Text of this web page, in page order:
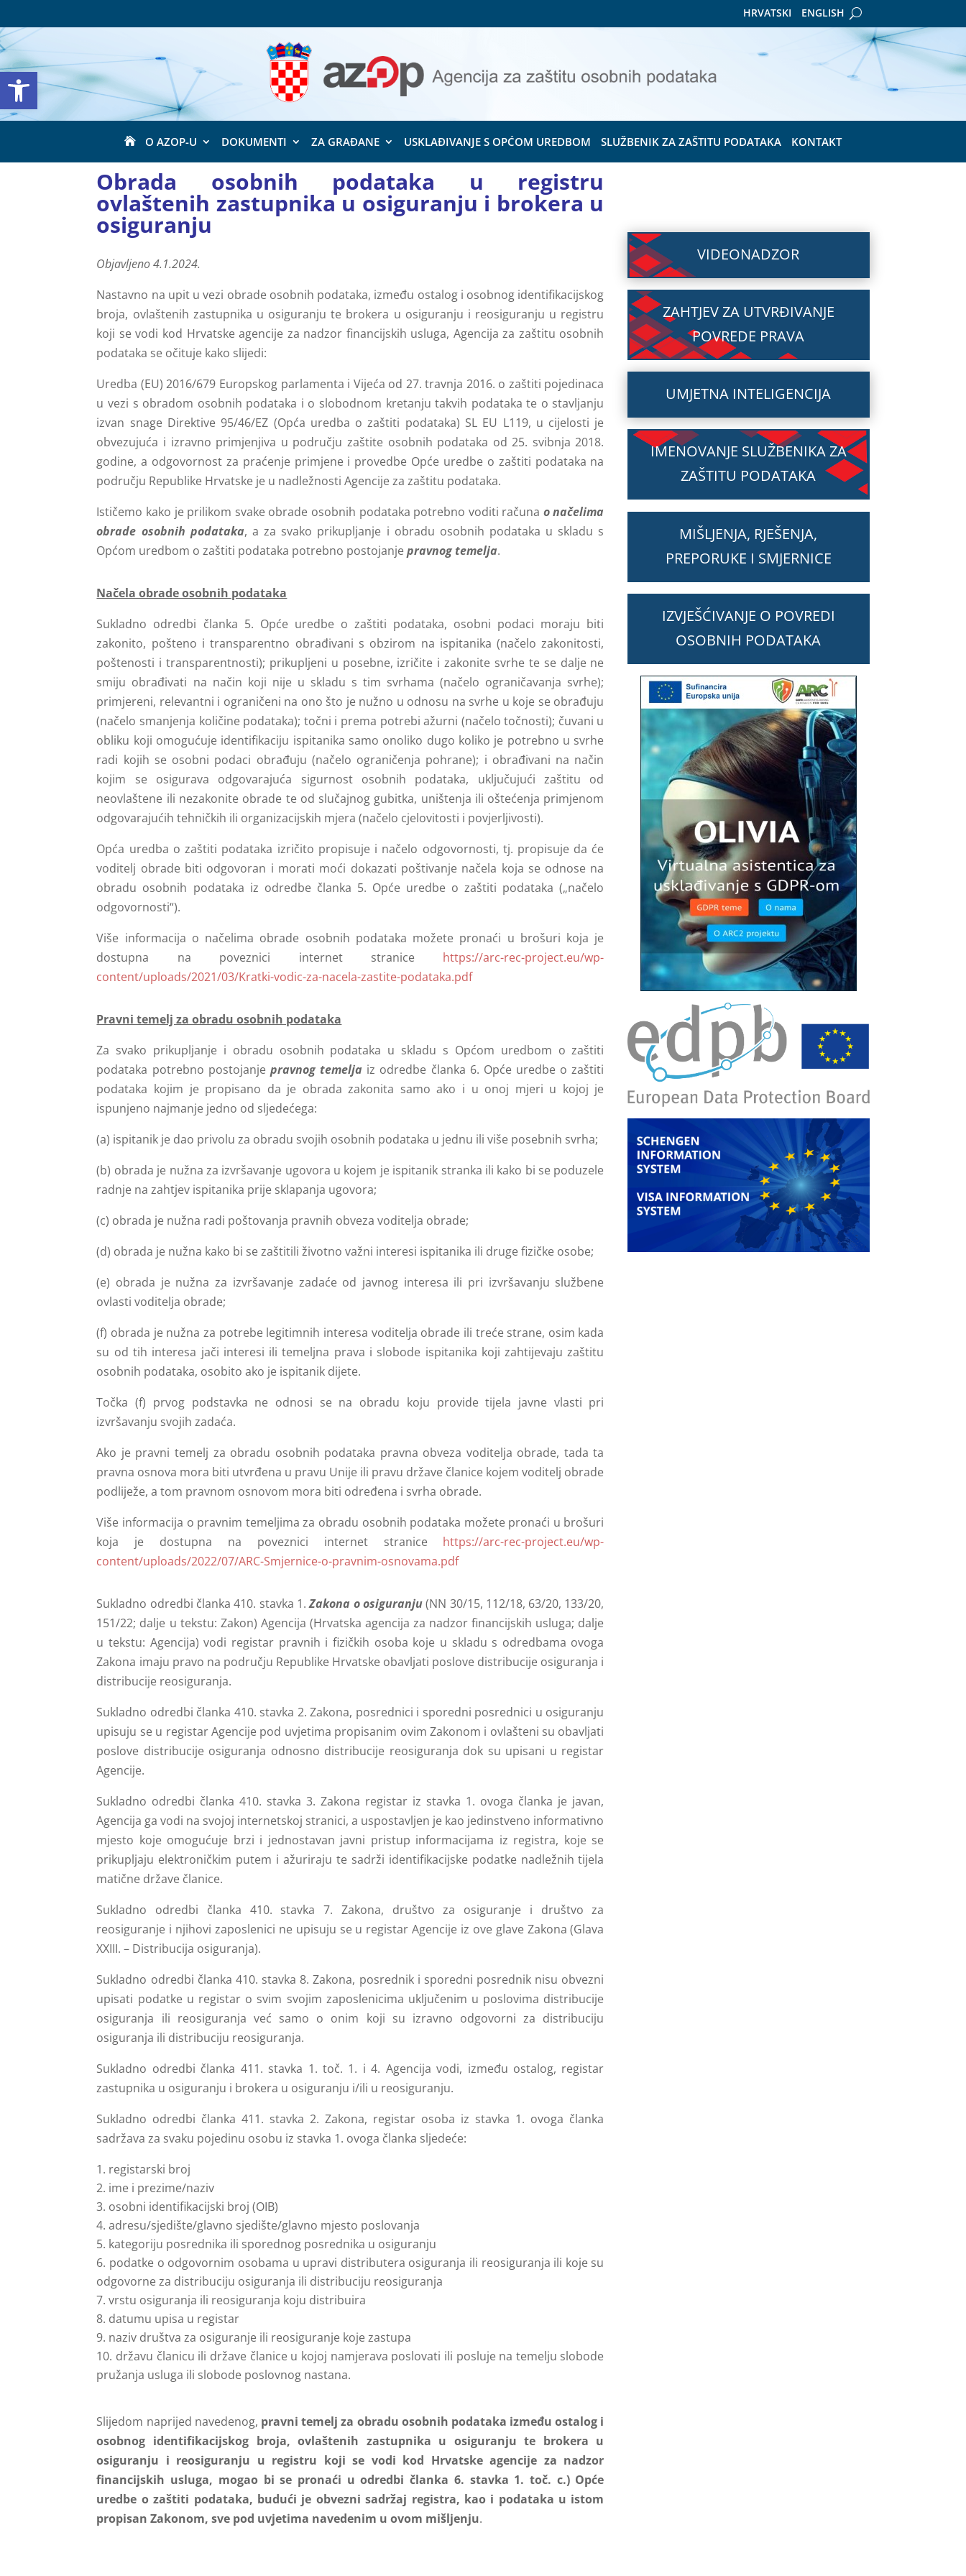
Open toolbar
HRVATSKI ENGLISH
 O AZOP-U DOKUMENTI ZA GRAĐANE USKLAĐIVANJE S OPĆOM UREDBOM SLUŽBENIK ZA ZAŠTITU PODATAKA KONTAKT
Obrada osobnih podataka u registru
ovlaštenih zastupnika u osiguranju i brokera u
osiguranju
Objavljeno 4.1.2024.
Nastavno na upit u vezi obrade osobnih podataka, između ostalog i osobnog identifikacijskog
broja, ovlaštenih zastupnika u osiguranju te brokera u osiguranju i reosiguranju u registru
koji se vodi kod Hrvatske agencije za nadzor financijskih usluga, Agencija za zaštitu osobnih
podataka se očituje kako slijedi:
Uredba (EU) 2016/679 Europskog parlamenta i Vijeća od 27. travnja 2016. o zaštiti pojedinaca
u vezi s obradom osobnih podataka i o slobodnom kretanju takvih podataka te o stavljanju
izvan snage Direktive 95/46/EZ (Opća uredba o zaštiti podataka) SL EU L119, u cijelosti je
obvezujuća i izravno primjenjiva u području zaštite osobnih podataka od 25. svibnja 2018.
godine, a odgovornost za praćenje primjene i provedbe Opće uredbe o zaštiti podataka na
području Republike Hrvatske je u nadležnosti Agencije za zaštitu podataka.
Ističemo kako je prilikom svake obrade osobnih podataka potrebno voditi računa o načelima
obrade osobnih podataka, a za svako prikupljanje i obradu osobnih podataka u skladu s
Općom uredbom o zaštiti podataka potrebno postojanjepravnog temelja.
Načela obrade osobnih podataka
Sukladno odredbi članka 5. Opće uredbe o zaštiti podataka, osobni podaci moraju biti
zakonito, pošteno i transparentno obrađivani s obzirom na ispitanika (načelo zakonitosti,
poštenosti i transparentnosti); prikupljeni u posebne, izričite i zakonite svrhe te se dalje ne
smiju obrađivati na način koji nije u skladu s tim svrhama (načelo ograničavanja svrhe);
primjereni, relevantni i ograničeni na ono što je nužno u odnosu na svrhe u koje se obrađuju
(načelo smanjenja količine podataka); točni i prema potrebi ažurni (načelo točnosti); čuvani u
obliku koji omogućuje identifikaciju ispitanika samo onoliko dugo koliko je potrebno u svrhe
radi kojih se osobni podaci obrađuju (načelo ograničenja pohrane); i obrađivani na način
kojim se osigurava odgovarajuća sigurnost osobnih podataka, uključujući zaštitu od
neovlaštene ili nezakonite obrade te od slučajnog gubitka, uništenja ili oštećenja primjenom
odgovarajućih tehničkih ili organizacijskih mjera (načelo cjelovitosti i povjerljivosti).
Opća uredba o zaštiti podataka izričito propisuje i načelo odgovornosti, tj. propisuje da će
voditelj obrade biti odgovoran i morati moći dokazati poštivanje načela koja se odnose na
obradu osobnih podataka iz odredbe članka 5. Opće uredbe o zaštiti podataka („načelo
odgovornosti“).
Više informacija o načelima obrade osobnih podataka možete pronaći u brošuri koja je
dostupna na poveznici internet stranice https://arc-rec-project.eu/wp-
content/uploads/2021/03/Kratki-vodic-za-nacela-zastite-podataka.pdf
Pravni temelj za obradu osobnih podataka
Za svako prikupljanje i obradu osobnih podataka u skladu s Općom uredbom o zaštiti
podataka potrebno postojanje pravnog temelja iz odredbe članka 6. Opće uredbe o zaštiti
podataka kojim je propisano da je obrada zakonita samo ako i u onoj mjeri u kojoj je
ispunjeno najmanje jedno od sljedećega:
(a) ispitanik je dao privolu za obradu svojih osobnih podataka u jednu ili više posebnih svrha;
(b) obrada je nužna za izvršavanje ugovora u kojem je ispitanik stranka ili kako bi se poduzele
radnje na zahtjev ispitanika prije sklapanja ugovora;
(c) obrada je nužna radi poštovanja pravnih obveza voditelja obrade;
(d) obrada je nužna kako bi se zaštitili životno važni interesi ispitanika ili druge fizičke osobe;
(e) obrada je nužna za izvršavanje zadaće od javnog interesa ili pri izvršavanju službene
ovlasti voditelja obrade;
(f) obrada je nužna za potrebe legitimnih interesa voditelja obrade ili treće strane, osim kada
su od tih interesa jači interesi ili temeljna prava i slobode ispitanika koji zahtijevaju zaštitu
osobnih podataka, osobito ako je ispitanik dijete.
Točka (f) prvog podstavka ne odnosi se na obradu koju provide tijela javne vlasti pri
izvršavanju svojih zadaća.
Ako je pravni temelj za obradu osobnih podataka pravna obveza voditelja obrade, tada ta
pravna osnova mora biti utvrđena u pravu Unije ili pravu države članice kojem voditelj obrade
podliježe, a tom pravnom osnovom mora biti određena i svrha obrade.
Više informacija o pravnim temeljima za obradu osobnih podataka možete pronaći u brošuri
koja je dostupna na poveznici internet stranice https://arc-rec-project.eu/wp-
content/uploads/2022/07/ARC-Smjernice-o-pravnim-osnovama.pdf
Sukladno odredbi članka 410. stavka 1.Zakona o osiguranju(NN 30/15, 112/18, 63/20, 133/20,
151/22; dalje u tekstu: Zakon) Agencija (Hrvatska agencija za nadzor financijskih usluga; dalje
u tekstu: Agencija) vodi registar pravnih i fizičkih osoba koje u skladu s odredbama ovoga
Zakona imaju pravo na području Republike Hrvatske obavljati poslove distribucije osiguranja i
distribucije reosiguranja.
Sukladno odredbi članka 410. stavka 2. Zakona, posrednici i sporedni posrednici u osiguranju
upisuju se u registar Agencije pod uvjetima propisanim ovim Zakonom i ovlašteni su obavljati
poslove distribucije osiguranja odnosno distribucije reosiguranja dok su upisani u registar
Agencije.
Sukladno odredbi članka 410. stavka 3. Zakona registar iz stavka 1. ovoga članka je javan,
Agencija ga vodi na svojoj internetskoj stranici, a uspostavljen je kao jedinstveno informativno
mjesto koje omogućuje brzi i jednostavan javni pristup informacijama iz registra, koje se
prikupljaju elektroničkim putem i ažuriraju te sadrži identifikacijske podatke nadležnih tijela
matične države članice.
Sukladno odredbi članka 410. stavka 7. Zakona, društvo za osiguranje i društvo za
reosiguranje i njihovi zaposlenici ne upisuju se u registar Agencije iz ove glave Zakona (Glava
XXIII. – Distribucija osiguranja).
Sukladno odredbi članka 410. stavka 8. Zakona, posrednik i sporedni posrednik nisu obvezni
upisati podatke u registar o svim svojim zaposlenicima uključenim u poslovima distribucije
osiguranja ili reosiguranja već samo o onim koji su izravno odgovorni za distribuciju
osiguranja ili distribuciju reosiguranja.
Sukladno odredbi članka 411. stavka 1. toč. 1. i 4. Agencija vodi, između ostalog, registar
zastupnika u osiguranju i brokera u osiguranju i/ili u reosiguranju.
Sukladno odredbi članka 411. stavka 2. Zakona, registar osoba iz stavka 1. ovoga članka
sadržava za svaku pojedinu osobu iz stavka 1. ovoga članka sljedeće:
registarski broj
ime i prezime/naziv
osobni identifikacijski broj (OIB)
adresu/sjedište/glavno sjedište/glavno mjesto poslovanja
kategoriju posrednika ili sporednog posrednika u osiguranju
podatke o odgovornim osobama u upravi distributera osiguranja ili reosiguranja ili koje su
odgovorne za distribuciju osiguranja ili distribuciju reosiguranja
vrstu osiguranja ili reosiguranja koju distribuira
datumu upisa u registar
naziv društva za osiguranje ili reosiguranje koje zastupa
državu članicu ili države članice u kojoj namjerava poslovati ili posluje na temelju slobode
pružanja usluga ili slobode poslovnog nastana.
Slijedom naprijed navedenog, pravni temelj za obradu osobnih podataka između ostalog i
osobnog identifikacijskog broja, ovlaštenih zastupnika u osiguranju te brokera u
osiguranju i reosiguranju u registru koji se vodi kod Hrvatske agencije za nadzor
financijskih usluga, mogao bi se pronaći u odredbi članka 6. stavka 1. toč. c.) Opće
uredbe o zaštiti podataka, budući je obvezni sadržaj registra, kao i podataka u istom
propisan Zakonom, sve pod uvjetima navedenim u ovom mišljenju.
VIDEONADZOR
ZAHTJEV ZA UTVRĐIVANJE
POVREDE PRAVA
UMJETNA INTELIGENCIJA
IMENOVANJE SLUŽBENIKA ZA
ZAŠTITU PODATAKA
MIŠLJENJA, RJEŠENJA,
PREPORUKE I SMJERNICE
IZVJEŠĆIVANJE O POVREDI
OSOBNIH PODATAKA